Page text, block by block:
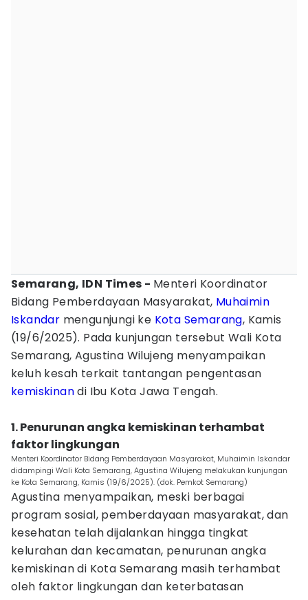
Semarang, IDN Times - Menteri Koordinator
Bidang Pemberdayaan Masyarakat, Muhaimin
Iskandar mengunjungi ke Kota Semarang, Kamis
(19/6/2025). Pada kunjungan tersebut Wali Kota
Semarang, Agustina Wilujeng menyampaikan
keluh kesah terkait tantangan pengentasan
kemiskinandi Ibu Kota Jawa Tengah.
1. Penurunan angka kemiskinan terhambat
faktor lingkungan
Menteri Koordinator Bidang Pemberdayaan Masyarakat, Muhaimin Iskandar
didampingi Wali Kota Semarang, Agustina Wilujeng melakukan kunjungan
ke Kota Semarang, Kamis (19/6/2025). (dok. Pemkot Semarang)
Agustina menyampaikan, meski berbagai
program sosial, pemberdayaan masyarakat, dan
kesehatan telah dijalankan hingga tingkat
kelurahan dan kecamatan, penurunan angka
kemiskinan di Kota Semarang masih terhambat
oleh faktor lingkungan dan keterbatasan